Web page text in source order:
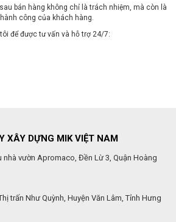
bán hàng không chỉ là trách nhiệm, mà còn là
công của khách hàng.
để được tư vấn và hỗ trợ 24/7:
XÂY DỰNG MIK VIỆT NAM
nhà vườn Apromaco, Đền Lừ 3, Quận Hoàng
trấn Như Quỳnh, Huyện Văn Lâm, Tỉnh Hưng